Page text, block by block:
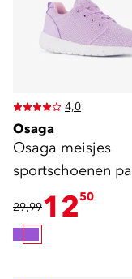
4,0
Osaga
Osaga meisjes
sportschoenen
29,991250